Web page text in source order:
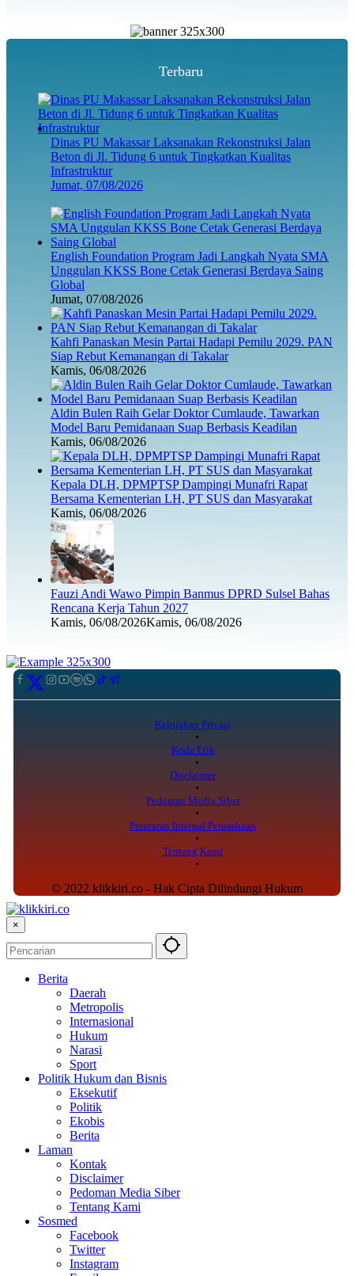
Terbaru
Dinas PU Makassar Laksanakan Rekonstruksi Jalan
Beton di Jl. Tidung 6 untuk Tingkatkan Kualitas
Infrastruktur
Jumat, 07/08/2026
English Foundation Program Jadi Langkah Nyata SMA
Unggulan KKSS Bone Cetak Generasi Berdaya Saing
Global
Jumat, 07/08/2026
Kahfi Panaskan Mesin Partai Hadapi Pemilu 2029. PAN
Siap Rebut Kemanangan di Takalar
Kamis, 06/08/2026
Aldin Bulen Raih Gelar Doktor Cumlaude, Tawarkan
Model Baru Pemidanaan Suap Berbasis Keadilan
Kamis, 06/08/2026
Kepala DLH, DPMPTSP Dampingi Munafri Rapat
Bersama Kementerian LH, PT SUS dan Masyarakat
Kamis, 06/08/2026
Fauzi Andi Wawo Pimpin Banmus DPRD Sulsel Bahas
Rencana Kerja Tahun 2027
Kamis, 06/08/2026Kamis, 06/08/2026
Kebijakan Privasi
Kode Etik
Disclaimer
Pedoman Media Siber
Peraturan Internal Perusahaan
Tentang Kami
© 2022 klikkiri.co - Hak Cipta Dilindungi Hukum
×
Berita
Daerah
Metropolis
Internasional
Hukum
Narasi
Sport
Politik Hukum dan Bisnis
Eksekutif
Politik
Ekobis
Berita
Laman
Kontak
Disclaimer
Pedoman Media Siber
Tentang Kami
Sosmed
Facebook
Twitter
Instagram